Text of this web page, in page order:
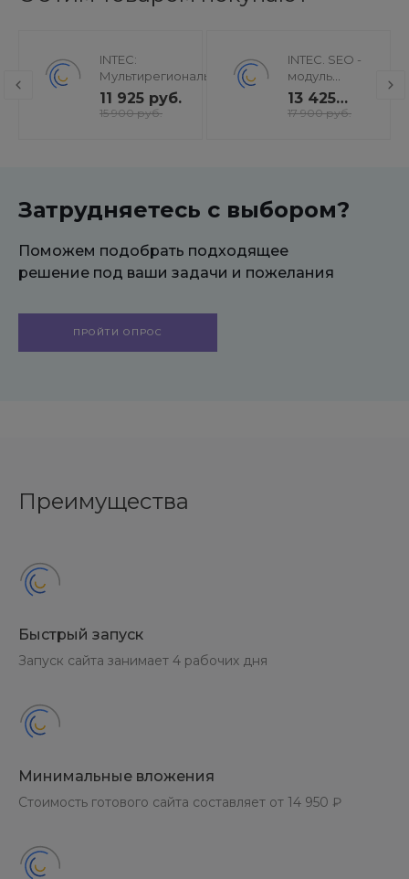
INTEC:
Мультирегиональность
- региональная сеть
вашего сайта с
11 925 руб.
15 900 руб.
INTEC. SEO -
модуль
поисковой
оптимизации:
13 425
руб.
17 900 руб.
Затрудняетесь с выбором?
Поможем подобрать подходящее
решение под ваши задачи и пожелания
ПРОЙТИ ОПРОС
Преимущества
Быстрый запуск
Запуск сайта занимает 4 рабочих дня
Минимальные вложения
Стоимость готового сайта составляет от 14 950 ₽